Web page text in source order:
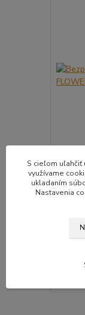
S cieľom uľahčiť
využívame
ukladaním
Nastavenia